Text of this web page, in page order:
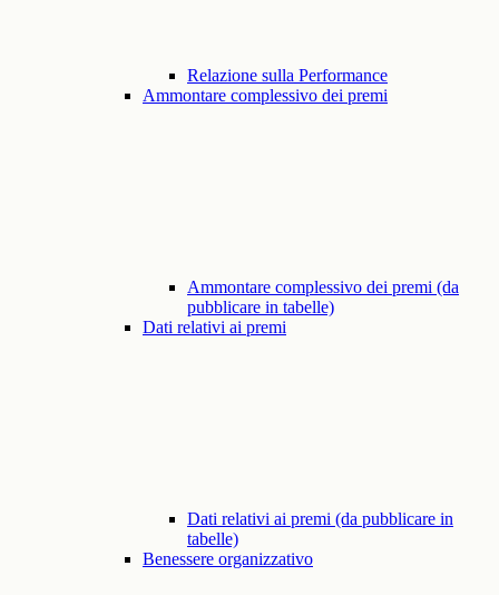
Relazione sulla Performance
Ammontare complessivo dei premi
Ammontare complessivo dei premi (da
pubblicare in tabelle)
Dati relativi ai premi
Dati relativi ai premi (da pubblicare in
tabelle)
Benessere organizzativo